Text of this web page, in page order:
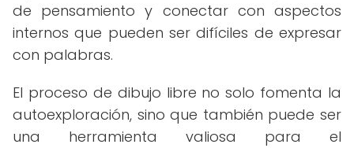
de pensamiento y conectar con aspectos
internos que pueden ser difíciles de expresar
con palabras.
El proceso de dibujo libre no solo fomenta la
autoexploración, sino que también puede ser
una herramienta valiosa para el